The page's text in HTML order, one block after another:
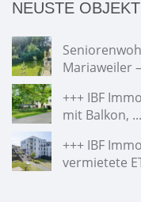
NEUSTE
Mariaweiler
+++ IBF
mit Balkon, ...
+++ IBF
vermietete